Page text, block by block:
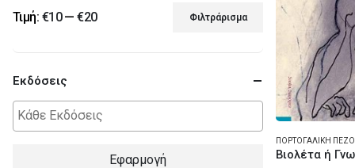
ΠΟΡΤΟΓΑΛΙΚΉ
Ελάχιστη
τιμή
Μέγιστη
τιμή
Φιλτράρισμα
Τιμή: €10—€20
Εκδόσεις
Εφαρμογή